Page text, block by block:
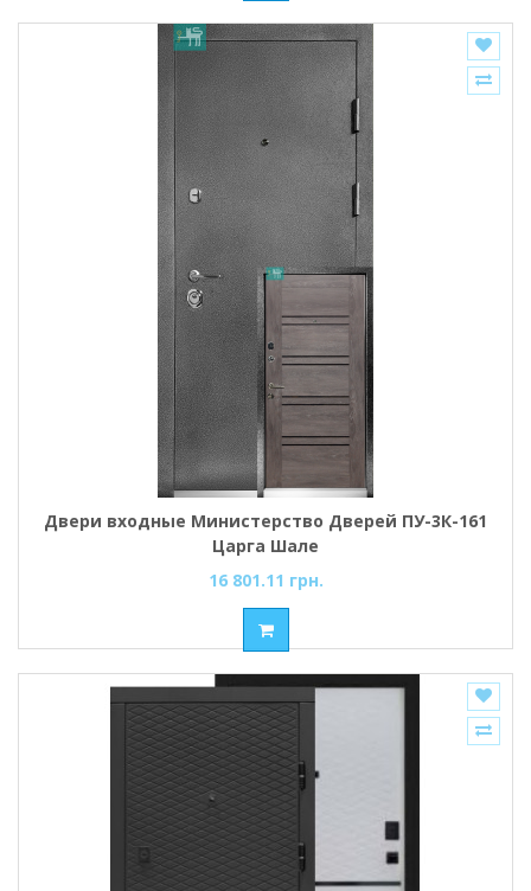
Двери входные Министерство Дверей ПУ-3К-161
Царга Шале
16 801.11 грн.